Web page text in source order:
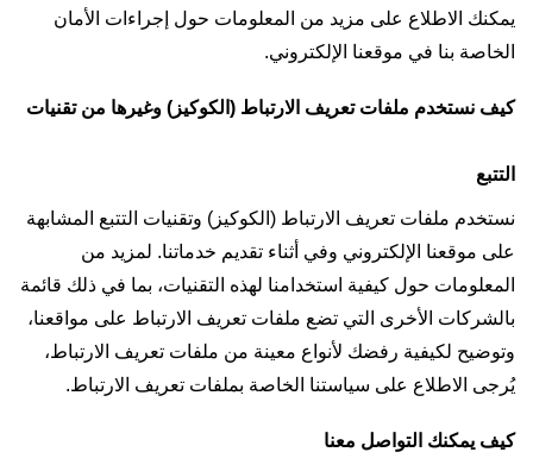
يمكنك الاطلاع على مزيد من المعلومات حول إجراءات الأمان
الخاصة بنا في موقعنا الإلكتروني.
كيف نستخدم ملفات تعريف الارتباط (الكوكيز) وغيرها من تقنيات
التتبع
نستخدم ملفات تعريف الارتباط (الكوكيز) وتقنيات التتبع المشابهة
على موقعنا الإلكتروني وفي أثناء تقديم خدماتنا. لمزيد من
المعلومات حول كيفية استخدامنا لهذه التقنيات، بما في ذلك قائمة
بالشركات الأخرى التي تضع ملفات تعريف الارتباط على مواقعنا،
وتوضيح لكيفية رفضك لأنواع معينة من ملفات تعريف الارتباط،
يُرجى الاطلاع على سياستنا الخاصة بملفات تعريف الارتباط.
كيف يمكنك التواصل معنا